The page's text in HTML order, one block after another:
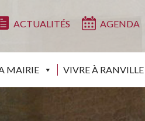
ACTUALITÉS AGENDA
MAIRIE VIVRE À RANVILLE